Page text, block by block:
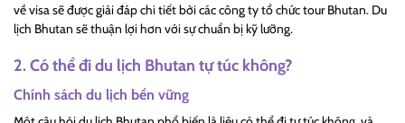
về visa sẽ được giải đáp chi tiết bởi các công ty tổ chức tour Bhutan. Du
lịch Bhutan sẽ thuận lợi hơn với sự chuẩn bị kỹ lưỡng.
2. Có thể đi du lịch Bhutan tự túc không?
Chính sách du lịch bền vững